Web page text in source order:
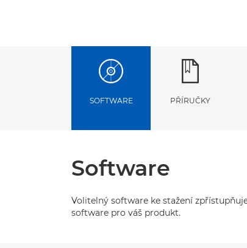
SOFTWARE PŘÍRUČKY
Software
Volitelný software ke stažení
software pro váš produkt.